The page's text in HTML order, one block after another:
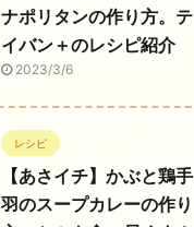
ナポリタンの作り方。テ
イバン＋のレシピ紹介
2023/3/6
レシピ
【あさイチ】かぶと鶏手
羽のスープカレーの作り